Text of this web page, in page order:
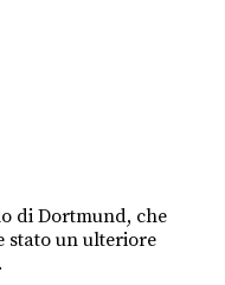
di Dortmund, che
stato un ulteriore